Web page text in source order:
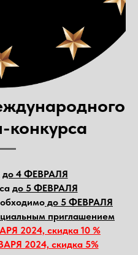
конкурса
до 4 ФЕВРАЛЯ
до 5 ФЕВРАЛЯ
до 5 ФЕВРАЛЯ
приглашением
2024, скидка 10 %
2024, скидка 5%